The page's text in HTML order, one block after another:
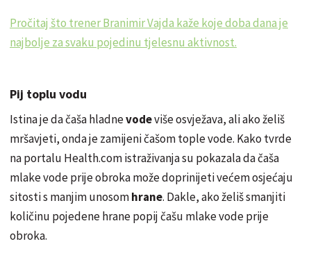
Pročitaj što trener Branimir Vajda kaže koje doba dana je
najbolje za svaku pojedinu tjelesnu aktivnost.
Pij toplu vodu
Istina je da čaša hladnevodeviše osvježava, ali ako želiš
mršavjeti, onda je zamijeni čašom tople vode. Kako tvrde
na portalu Health.com istraživanja su pokazala da čaša
mlake vode prije obroka može doprinijeti većem osjećaju
sitosti s manjim unosomhrane. Dakle, ako želiš smanjiti
količinu pojedene hrane popij čašu mlake vode prije
obroka.